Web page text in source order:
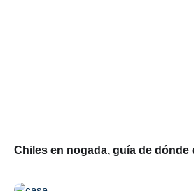
Chiles en nogada, guía de dónde